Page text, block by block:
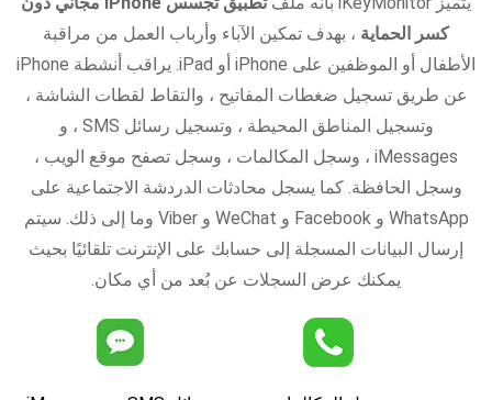
كسر الحماية ، بهدف تمكين الآباء وأرباب العمل من مراقبة
الأطفال أو الموظفين على iPhone أو iPad. يراقب أنشطة iPhone
عن طريق تسجيل ضغطات المفاتيح ، والتقاط لقطات الشاشة ،
وتسجيل المناطق المحيطة ، وتسجيل رسائل SMS ، و
iMessages ، وسجل المكالمات ، وسجل تصفح موقع الويب ،
وسجل الحافظة. كما يسجل محادثات الدردشة الاجتماعية على
WhatsApp و Facebook و WeChat و Viber وما إلى ذلك. سيتم
إرسال البيانات المسجلة إلى حسابك على الإنترنت تلقائيًا بحيث
يمكنك عرض السجلات عن بُعد من أي مكان.